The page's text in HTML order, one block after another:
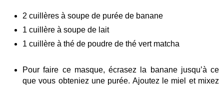
2 cuillères à soupe de purée de banane
1 cuillère à soupe de lait
1 cuillère à thé de poudre de thé vert matcha
Pour faire ce masque, écrasez la banane jusqu’à ce
que vous obteniez une purée. Ajoutez le miel et mixez